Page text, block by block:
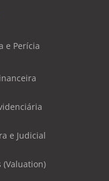
e Perícia
e Judicial
(Valuation)